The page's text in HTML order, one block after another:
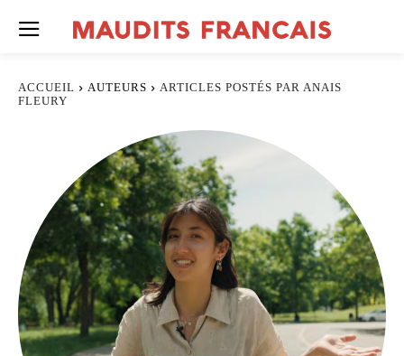
ACCUEIL AUTEURS
ARTICLES POSTÉS PAR ANAIS
FLEURY